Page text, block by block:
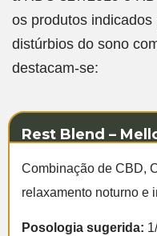
os produtos
distúrbios do sono
destacam-se:
Rest Blend –
Combinação de CBD,
relaxamento noturno e
Posologia sugerida: